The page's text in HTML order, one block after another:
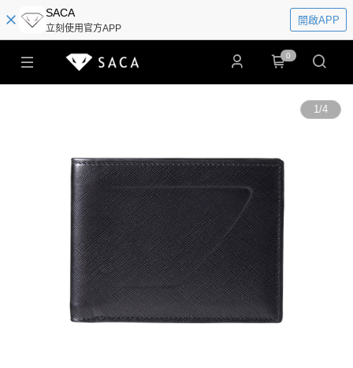
SACA
立刻使用官方APP
開啟APP
0
1/4